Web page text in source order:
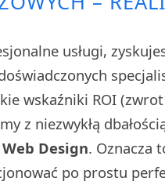
usługi,
wskaźniki ROI
z niezwykłą
Design. Oznacza
po prostu